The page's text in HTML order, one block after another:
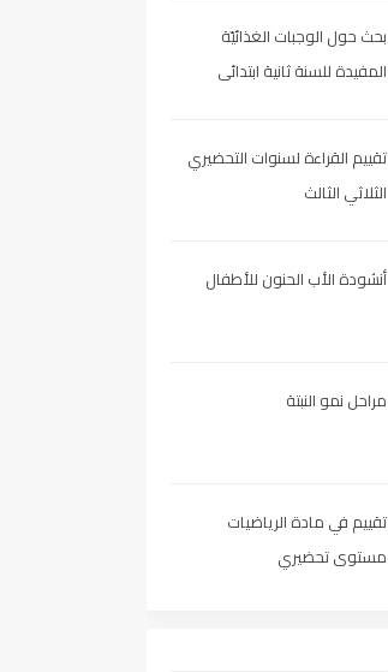
بحث حول الوجبات الغذائيّة
المفيدة للسنة ثانية ابتدائى
تقييم القراءة لسنوات التحضيري
الثلاثي الثالث
أنشودة الأب الحنون للأطفال
مراحل نمو النبتة
تقييم في مادة الرياضيات
مستوى تحضيري